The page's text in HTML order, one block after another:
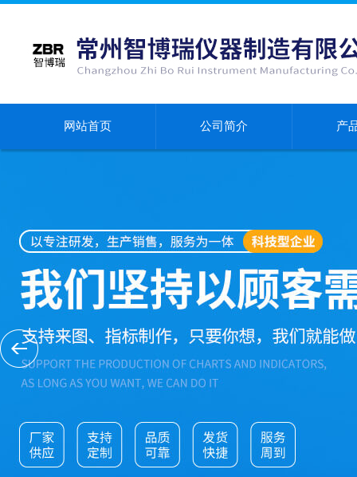
网站首页 公司简介 产